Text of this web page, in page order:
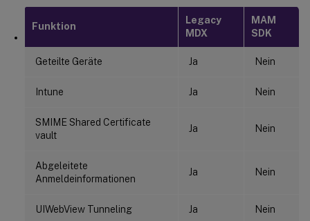
Funktion
Legacy
MDX
MAM
SDK
Geteilte Geräte Ja Nein
Intune Ja Nein
SMIME Shared Certificate
vault
Ja Nein
Abgeleitete
Anmeldeinformationen
Ja Nein
UIWebView Tunneling Ja Nein